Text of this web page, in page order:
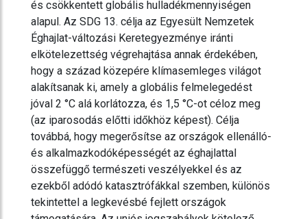
és csökkentett globális hulladékmennyiségen
alapul. Az SDG 13. célja az Egyesült Nemzetek
Éghajlat-változási Keretegyezménye iránti
elkötelezettség végrehajtása annak érdekében,
hogy a század közepére klímasemleges világot
alakítsanak ki, amely a globális felmelegedést
jóval 2 °C alá korlátozza, és 1,5 °C-ot céloz meg
(az iparosodás előtti időkhöz képest). Célja
továbbá, hogy megerősítse az országok ellenálló-
és alkalmazkodóképességét az éghajlattal
összefüggő természeti veszélyekkel és az
ezekből adódó katasztrófákkal szemben, különös
tekintettel a legkevésbé fejlett országok